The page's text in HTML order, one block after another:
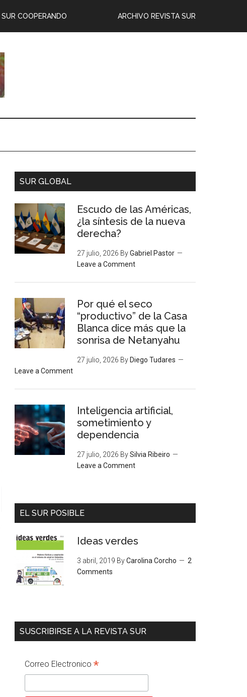
ARCHIVO REVISTA SUR
SUR COOPERANDO
SUR GLOBAL
Escudo de las Américas,
¿la síntesis de la nueva
derecha?
27 julio, 2026 ByGabriel Pastor
Leave a Comment
Por qué el seco
“productivo” de la Casa
Blanca dice más que la
sonrisa de Netanyahu
27 julio, 2026 By Diego Tudares
Leave a Comment
Inteligencia artificial,
sometimiento y
dependencia
27 julio, 2026 BySilvia Ribeiro
Leave a Comment
EL SUR POSIBLE
Ideas verdes
3 abril, 2019 ByCarolina Corcho
2
Comments
SUSCRIBIRSE A LA REVISTA SUR
Correo Electronico *